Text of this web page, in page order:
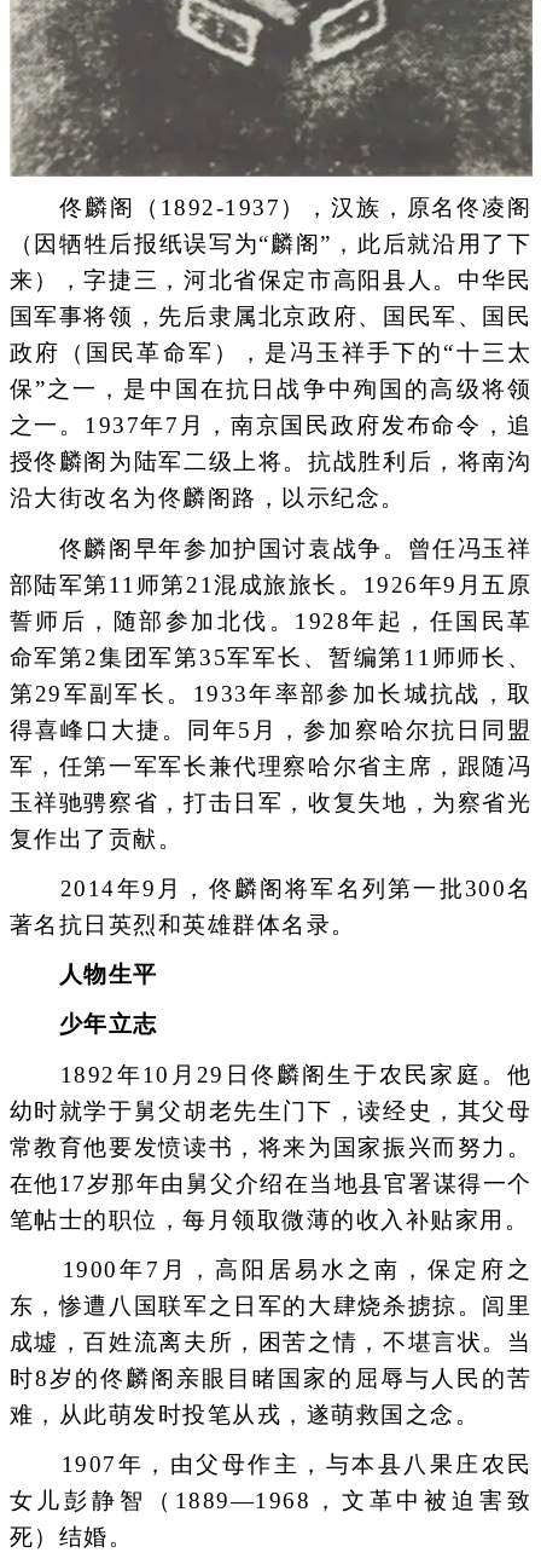
佟麟阁（1892-1937），汉族，原名佟凌阁
（因牺牲后报纸误写为“麟阁”，此后就沿用了下
来），字捷三，河北省保定市高阳县人。中华民
国军事将领，先后隶属北京政府、国民军、国民
政府（国民革命军），是冯玉祥手下的“十三太
保”之一，是中国在抗日战争中殉国的高级将领
之一。1937年7月，南京国民政府发布命令，追
授佟麟阁为陆军二级上将。抗战胜利后，将南沟
沿大街改名为佟麟阁路，以示纪念。
佟麟阁早年参加护国讨袁战争。曾任冯玉祥
部陆军第11师第21混成旅旅长。1926年9月五原
誓师后，随部参加北伐。1928年起，任国民革
命军第2集团军第35军军长、暂编第11师师长、
第29军副军长。1933年率部参加长城抗战，取
得喜峰口大捷。同年5月，参加察哈尔抗日同盟
军，任第一军军长兼代理察哈尔省主席，跟随冯
玉祥驰骋察省，打击日军，收复失地，为察省光
复作出了贡献。
2014年9月，佟麟阁将军名列第一批300名
著名抗日英烈和英雄群体名录。
人物生平
少年立志
1892年10月29日佟麟阁生于农民家庭。他
幼时就学于舅父胡老先生门下，读经史，其父母
常教育他要发愤读书，将来为国家振兴而努力。
在他17岁那年由舅父介绍在当地县官署谋得一个
笔帖士的职位，每月领取微薄的收入补贴家用。
1900年7月，高阳居易水之南，保定府之
东，惨遭八国联军之日军的大肆烧杀掳掠。闾里
成墟，百姓流离夫所，困苦之情，不堪言状。当
时8岁的佟麟阁亲眼目睹国家的屈辱与人民的苦
难，从此萌发时投笔从戎，遂萌救国之念。
1907年，由父母作主，与本县八果庄农民
女儿彭静智（1889—1968，文革中被迫害致
死）结婚。